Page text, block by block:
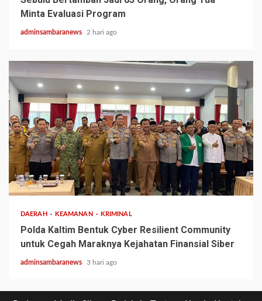
Minta Evaluasi Program
adminsambaranews 2 hari ago
2 min read
DAERAH KEAMANAN KRIMINAL
Polda Kaltim Bentuk Cyber Resilient Community
untuk Cegah Maraknya Kejahatan Finansial Siber
adminsambaranews 3 hari ago